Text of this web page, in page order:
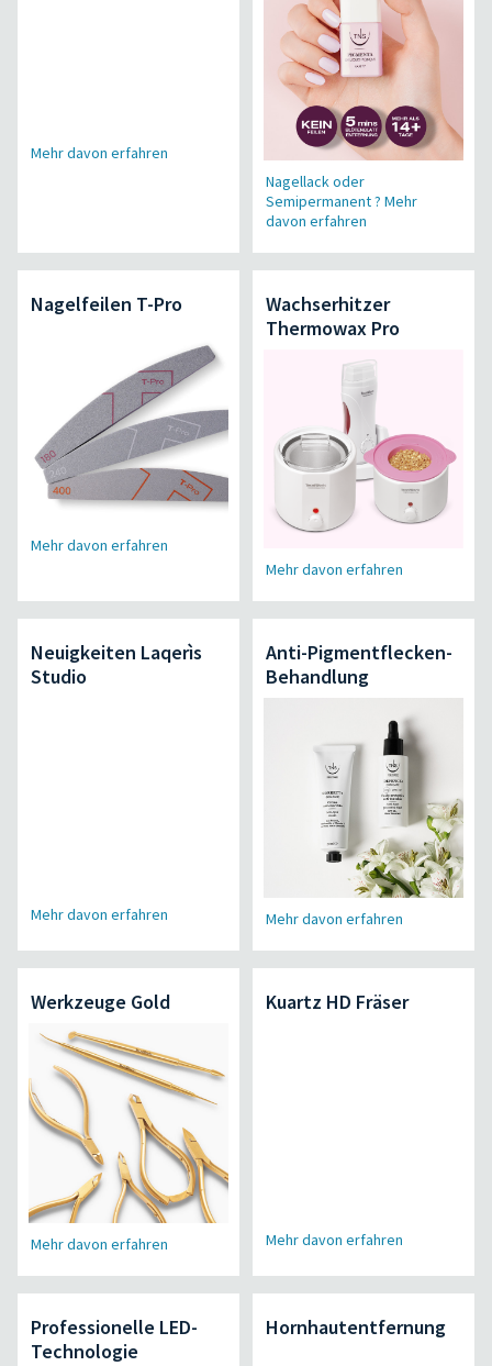
Mehr davon erfahren
Nagellack oder
Semipermanent ? Mehr
davon erfahren
Nagelfeilen T-Pro
Mehr davon erfahren
Wachserhitzer
Thermowax Pro
Mehr davon erfahren
Neuigkeiten Laqerìs
Studio
Mehr davon erfahren
Anti-Pigmentflecken-
Behandlung
Mehr davon erfahren
Werkzeuge Gold
Mehr davon erfahren
Kuartz HD Fräser
Mehr davon erfahren
Professionelle LED-
Technologie
Hornhautentfernung